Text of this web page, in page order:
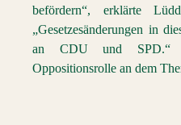
befördern“, erklärte
„Gesetzesänderungen in
an CDU und SPD.“
Oppositionsrolle an dem